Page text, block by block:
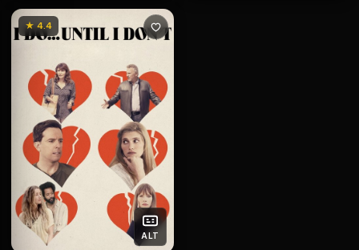
★ 4.4
ALT